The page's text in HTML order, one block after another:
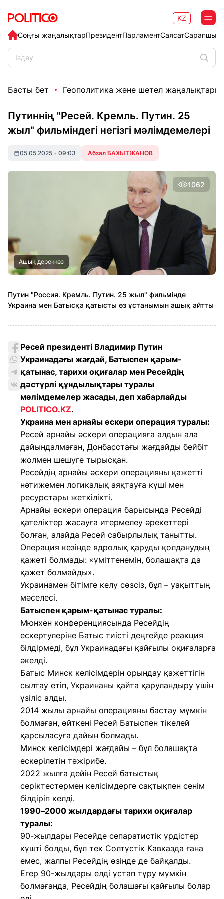
Соңғы жаңалықтарПрезидентПарламентСаясат
KZ
Басты бет Геополитика және шетел жаңалықтары
Путиннің "Ресей. Кремль. Путин. 25
жыл" фильміндегі негізгі мәлімдемелері
05.05.2025 • 09:03 Абзал БАХЫТЖАНОВ
1062
Ашық дереккөз
Путин "Россия. Кремль. Путин. 25 жыл" фильмінде
Украина мен Батысқа қатысты өз ұстанымын ашық айтты
Ресей президенті Владимир Путин
Украинадағы жағдай, Батыспен қарым-
қатынас, тарихи оқиғалар мен Ресейдің
дәстүрлі құндылықтары туралы
мәлімдемелер жасады, деп хабарлайды
POLITICO.KZ.
Украина мен арнайы әскери операция туралы:
Ресей арнайы әскери операцияға алдын ала
дайындалмаған, Донбасстағы жағдайды бейбіт
жолмен шешуге тырысқан.
Ресейдің арнайы әскери операцияны қажетті
нәтижемен логикалық аяқтауға күші мен
ресурстары жеткілікті.
Арнайы әскери операция барысында Ресейді
қателіктер жасауға итермелеу әрекеттері
болған, алайда Ресей сабырлылық танытты.
Операция кезінде ядролық қаруды қолданудың
қажеті болмады: «үміттенемін, болашақта да
қажет болмайды».
Украинамен бітімге келу сөзсіз, бұл – уақыттың
мәселесі.
Батыспен қарым-қатынас туралы:
Мюнхен конференциясында Ресейдің
ескертулеріне Батыс тиісті деңгейде реакция
білдірмеді, бұл Украинадағы қайғылы оқиғаларға
әкелді.
Батыс Минск келісімдерін орындау қажеттігін
сылтау етіп, Украинаны қайта қаруландыру үшін
үзіліс алды.
2014 жылы арнайы операцияны бастау мүмкін
болмаған, өйткені Ресей Батыспен тікелей
қарсыласуға дайын болмады.
Минск келісімдері жағдайы – бұл болашақта
ескерілетін тәжірибе.
2022 жылға дейін Ресей батыстық
серіктестермен келісімдерге сақтықпен сенім
білдіріп келді.
1990–2000 жылдардағы тарихи оқиғалар
туралы:
90-жылдары Ресейде сепаратистік үрдістер
күшті болды, бұл тек Солтүстік Кавказда ғана
емес, жалпы Ресейдің өзінде де байқалды.
Егер 90-жылдары елді ұстап тұру мүмкін
болмағанда, Ресейдің болашағы қайғылы болар